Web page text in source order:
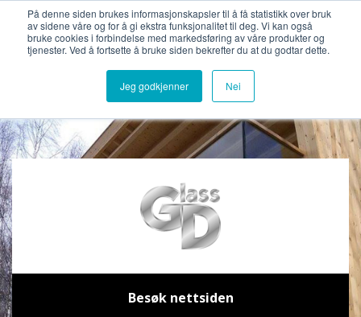
På denne siden brukes informasjonskapsler til å få statistikk over bruk
av sidene våre og for å gi ekstra funksjonalitet til deg. Vi kan også
bruke cookies i forbindelse med markedsføring av våre produkter og
tjenester. Ved å fortsette å bruke siden bekrefter du at du godtar dette.
Jeg godkjenner Nei
Bli medlemsbedriftLogg inn
Besøk nettsiden